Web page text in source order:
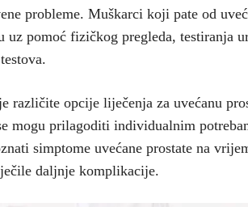
probleme. Muškarci koji pate od
uz pomoć fizičkog pregleda, testiranja
različite opcije liječenja za uvećanu
mogu prilagoditi individualnim
simptome uvećane prostate na
daljnje komplikacije.